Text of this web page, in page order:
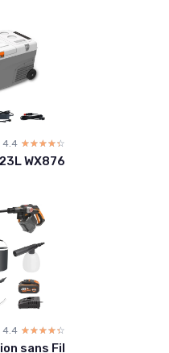
4.4 ☆☆☆☆☆
★★★★★
WX876
4.4 ☆☆☆☆☆
★★★★★
sans Fil